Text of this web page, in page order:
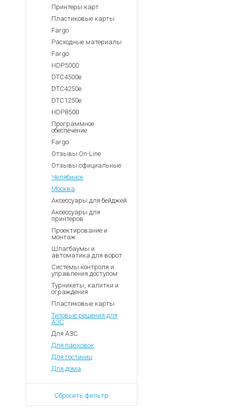
Принтеры карт
Пластиковые карты
Fargo
Расходные материалы
Fargo
HDP5000
DTC4500e
DTC4250e
DTC1250e
HDP8500
Программное
обеспечение
Fargo
Отзывы On-Line
Отзывы официальные
Челябинск
Москва
Аксессуары для бейджей
Аксессуары для
принтеров
Проектирование и
монтаж
Шлагбаумы и
автоматика для ворот
Системы контроля и
управления доступом
Турникеты, калитки и
ограждения
Пластиковые карты
Типовые решения для
АЗС
Для АЗС
Для парковок
Для гостиниц
Для дома
Сбросить фильтр